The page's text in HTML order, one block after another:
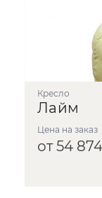
Кресло
Лайм
Цена на заказ
от 54